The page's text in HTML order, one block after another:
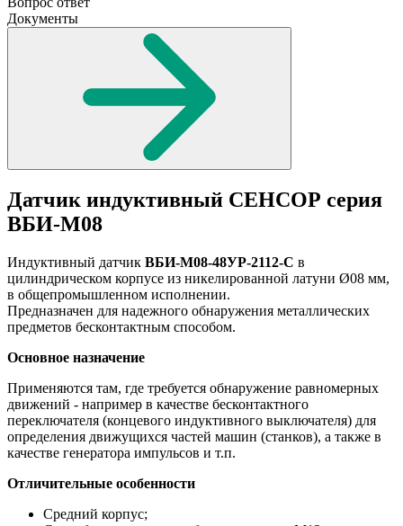
Документы
Датчик индуктивный СЕНСОР серия
ВБИ-М08
Индуктивный датчик ВБИ-М08-48УР-2112-С в
цилиндрическом корпусе из никелированной латуни Ø08 мм,
в общепромышленном исполнении.
Предназначен для надежного обнаружения металлических
предметов бесконтактным способом.
Основное назначение
Применяются там, где требуется обнаружение равномерных
движений - например в качестве бесконтактного
переключателя (концевого индуктивного выключателя) для
определения движущихся частей машин (станков), а также в
качестве генератора импульсов и т.п.
Отличительные особенности
Средний корпус;